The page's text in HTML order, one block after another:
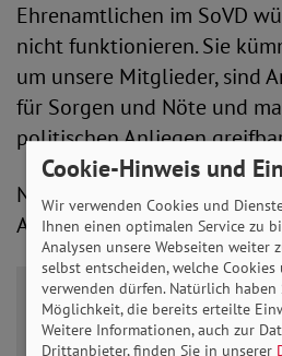
Ehrenamtlichen im SoVD
nicht funktionieren. Sie
um unsere Mitglieder, sind
für Sorgen und Nöte und
politischen Anliegen
Nächste Termine Online und
August, 16-18 Uhr.
"Das Wichtigste am
egal wie klein das
Cookie-Hinweis und
Wir verwenden Cookies und
Ihnen einen optimalen Service zu
Analysen unsere Webseiten weiter
selbst entscheiden, welche
verwenden dürfen. Natürlich
Möglichkeit, die bereits erteilte
Weitere Informationen, auch zur
Drittanbieter, finden Sie in unserer